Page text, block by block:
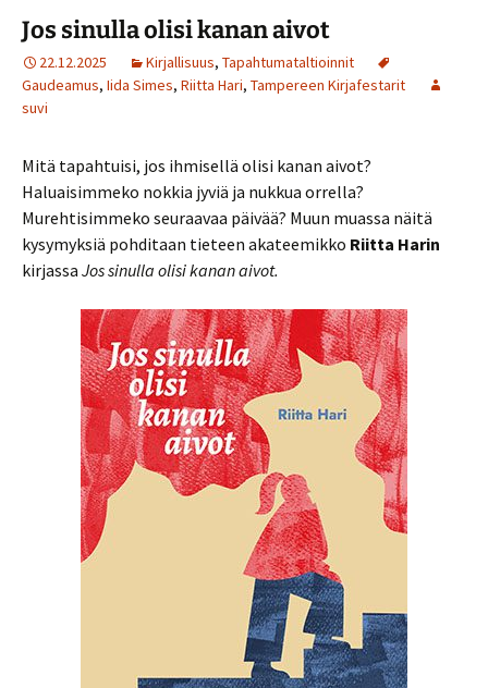
Jos sinulla olisi kanan aivot
22.12.2025 Kirjallisuus, Tapahtumataltioinnit
Gaudeamus, Iida Simes, Riitta Hari, Tampereen Kirjafestarit
suvi
Mitä tapahtuisi, jos ihmisellä olisi kanan aivot?
Haluaisimmeko nokkia jyviä ja nukkua orrella?
Murehtisimmeko seuraavaa päivää? Muun muassa näitä
kysymyksiä pohditaan tieteen akateemikko Riitta Harin
kirjassa Jos sinulla olisi kanan aivot.